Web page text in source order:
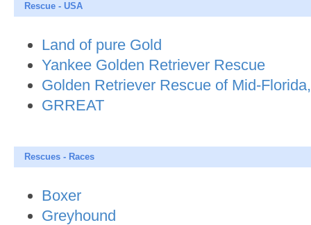
Rescue - USA
Land of pure Gold
Yankee Golden Retriever Rescue
Golden Retriever Rescue of Mid-
GRREAT
Rescues - Races
Boxer
Greyhound